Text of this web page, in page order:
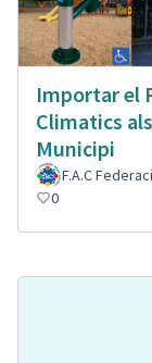
Importar el
Climatics
Municipi
F.A.C
0